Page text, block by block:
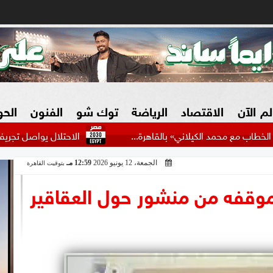
الآن الاقتصاد
الزراعة فى مصر
المسؤولية المجتمعية
الرياضة
بطولات عربية
بطولات عالمية
توك شو الفنون
الاحتلال يواصل تجريف أراضي بالقاهرة...
الجمعة، 12 يونيو 2026 12:59 مـ بتوقيت القاهرة
من منشور حول العقاقير